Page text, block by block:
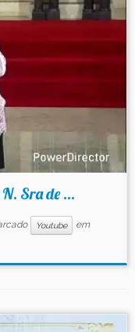
Sra de ...
Youtube
em